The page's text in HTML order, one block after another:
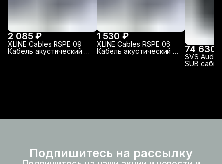
2 085 ₽
XLINE Cables RSPE 09
Кабель акустический с
1 530 ₽
XLINE Cables RSPE 06
Кабель акустический с
74 630
SVS
SUB
Подпишитесь на рассылку